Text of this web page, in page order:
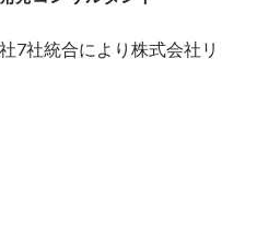
7社統合により株式会社リ